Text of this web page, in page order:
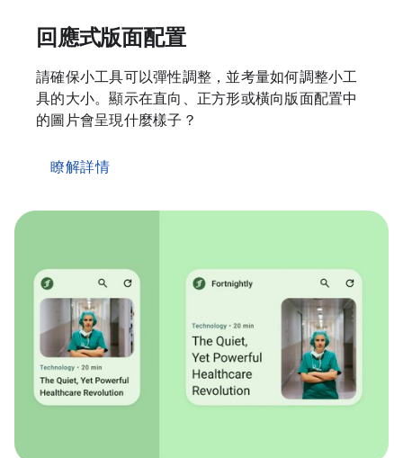
回應式版面配置
請確保小工具可以彈性調整，並考量如何調整小工
具的大小。顯示在直向、正方形或橫向版面配置中
的圖片會呈現什麼樣子？
瞭解詳情